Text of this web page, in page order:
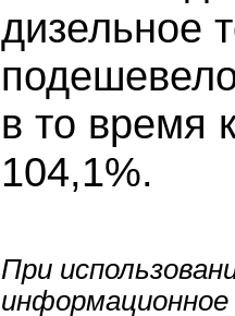
дизельное
в то время
104,1%.
При